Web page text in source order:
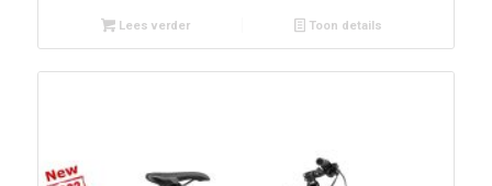
Lees verder Toon details